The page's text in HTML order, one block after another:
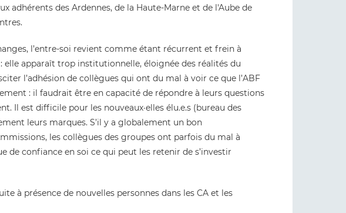
adhérents des Ardennes, de la Haute-Marne et de l'Aube de
l’entre-soi revient comme étant récurrent et frein à
: elle apparaît trop institutionnelle, éloignée des réalités du
l’adhésion de collègues qui ont du mal à voir ce que l’ABF
: il faudrait être en capacité de répondre à leurs questions
Il est difficile pour les nouveaux·elles élu.e.s (bureau des
leurs marques. S’il y a globalement un bon
les collègues des groupes ont parfois du mal à
de confiance en soi ce qui peut les retenir de s’investir
à présence de nouvelles personnes dans les CA et les